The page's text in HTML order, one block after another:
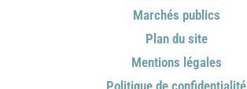
Marchés publics
Plan du site
Mentions légales
Politique de confidentialité